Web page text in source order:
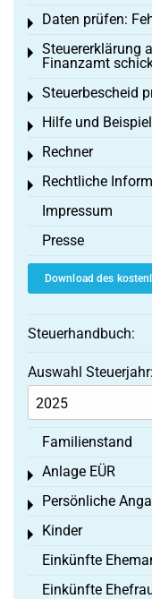
Daten prüfen:
Toggle menu
Steuererklärung
Finanzamt
Toggle menu
Steuerbescheid
Toggle menu
Hilfe und
Toggle menu
Rechner
Toggle menu
Rechtliche
Toggle menu
Impressum
Presse
Download des
Steuerhandbuch:
Auswahl Steuerjahr:
Familienstand
Anlage EÜR
Toggle menu
Persönliche
Toggle menu
Kinder
Toggle menu
Einkünfte
Einkünfte